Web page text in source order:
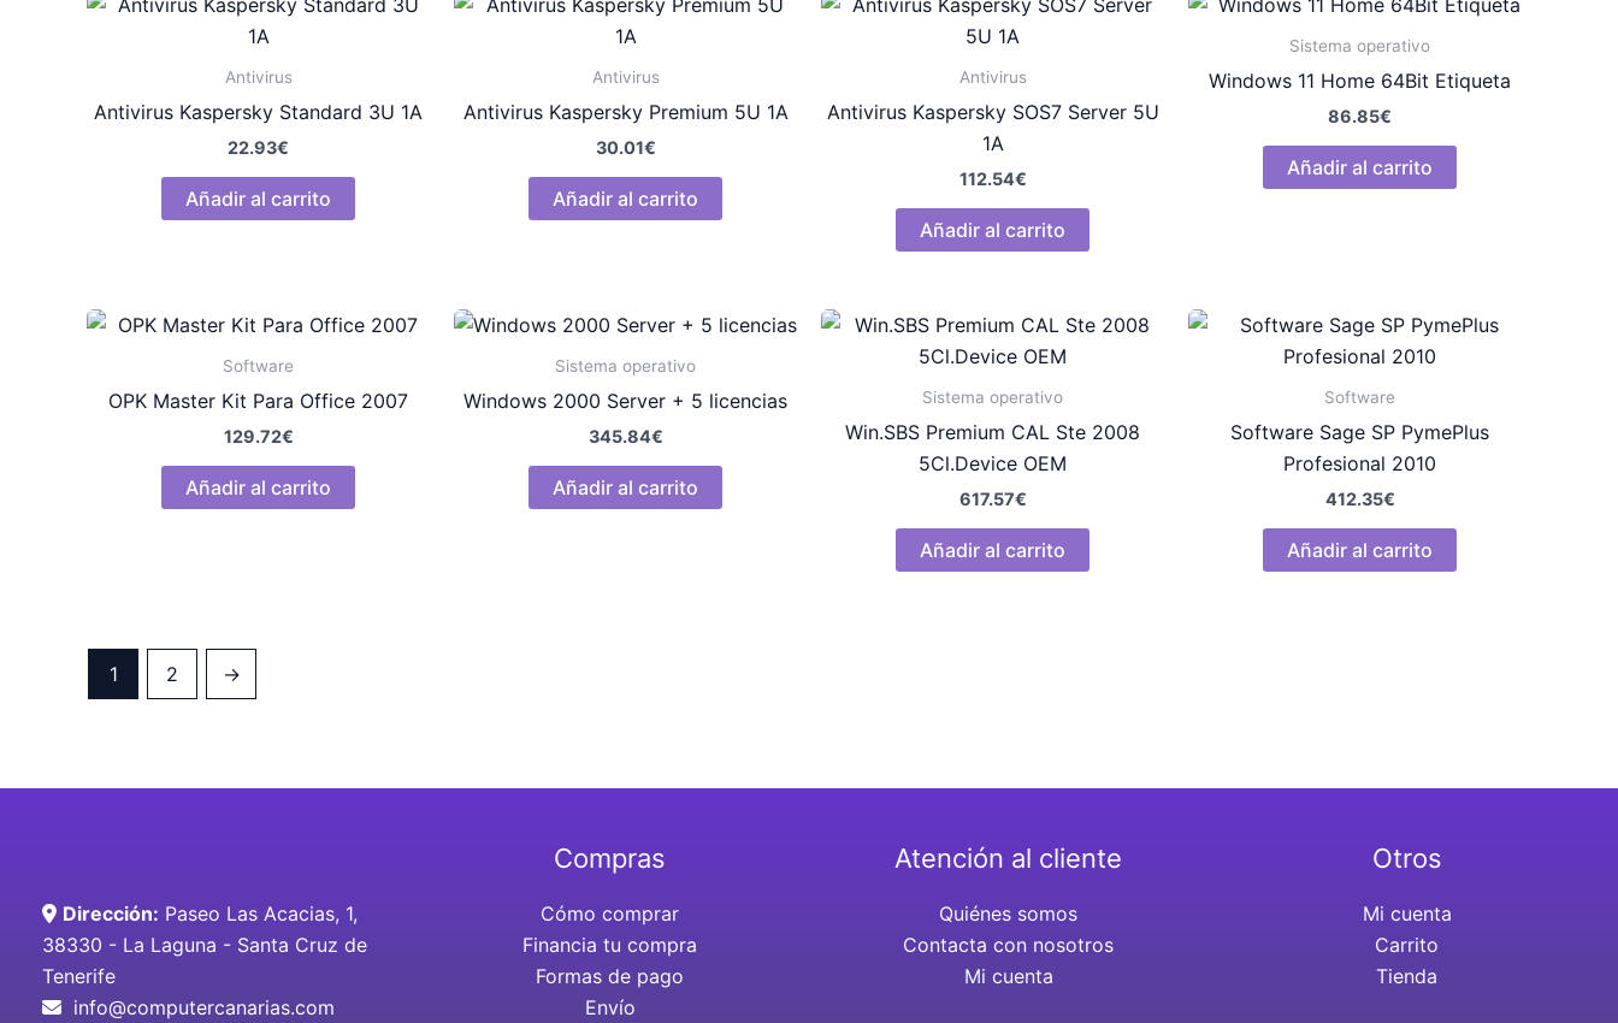
Antivirus
Antivirus Kaspersky Standard 3U 1A
22.93€
Añadir al carrito
Antivirus
Antivirus Kaspersky Premium 5U 1A
30.01€
Añadir al carrito
Antivirus
Antivirus Kaspersky SOS7 Server 5U
1A
112.54€
Añadir al carrito
Sistema operativo
Windows 11 Home 64Bit Etiqueta
86.85€
Añadir al carrito
Software
OPK Master Kit Para Office 2007
129.72€
Añadir al carrito
Sistema operativo
Windows 2000 Server + 5 licencias
345.84€
Añadir al carrito
Sistema operativo
Win.SBS Premium CAL Ste 2008
5Cl.Device OEM
617.57€
Añadir al carrito
Software
Software Sage SP PymePlus
Profesional 2010
412.35€
Añadir al carrito
1 2 →
Dirección: Paseo Las Acacias, 1,
38330 - La Laguna - Santa Cruz de
Tenerife
info@computercanarias.com
Compras
Cómo comprar
Financia tu compra
Formas de pago
Envío
Atención al cliente
Quiénes somos
Contacta con nosotros
Mi cuenta
Otros
Mi cuenta
Carrito
Tienda